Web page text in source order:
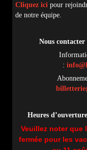
Cliquez ici pour
de notre équipe.
Nous
:
Heures
Veuillez noter que
fermée pour les